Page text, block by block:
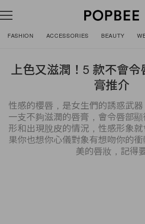
FASHION ACCESSORIES BEAUTY
上色又滋潤！5 款不會
膏推介
性感的櫻唇，是女生們的誘惑武
一支不夠滋潤的唇膏，會令唇部
形和出現脫皮的情況，性感形象
果你也想你心儀對象有想吻你的
美的唇妝，記得